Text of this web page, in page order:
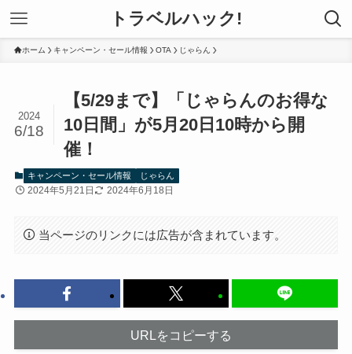
トラベルハック!
ホーム キャンペーン・セール情報 OTA じゃらん
【5/29まで】「じゃらんのお得な
10日間」が5月20日10時から開
催！
2024
6/18
キャンペーン・セール情報 じゃらん
2024年5月21日 2024年6月18日
当ページのリンクには広告が含まれています。
URLをコピーする